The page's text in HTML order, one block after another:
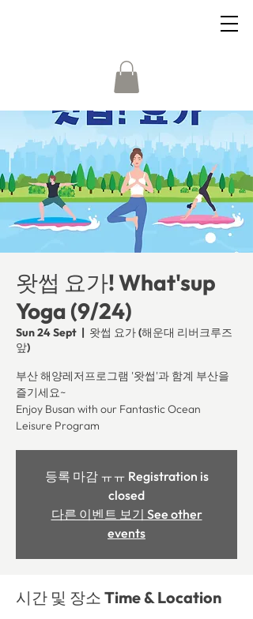
왓썹 요가! What'sup
Yoga (9/24)
Sun 24 Sept
  |
왓썹 요가 (해운대 리버크루즈
앞)
부산 해양레저프로그램 '왓썹'과 함계 부산을
즐기세요~
Enjoy Busan with our Fantastic Ocean
Leisure Program
등록 마감 ㅠㅠ Registration is
closed
다른 이벤트 보기 See other
events
시간 및 장소 Time & Location